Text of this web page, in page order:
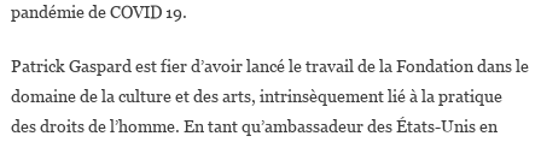
pandémie de COVID 19.
Patrick Gaspard est fier d’avoir lancé le travail de la Fondation dans le
domaine de la culture et des arts, intrinsèquement lié à la pratique
des droits de l’homme. En tant qu’ambassadeur des États-Unis en